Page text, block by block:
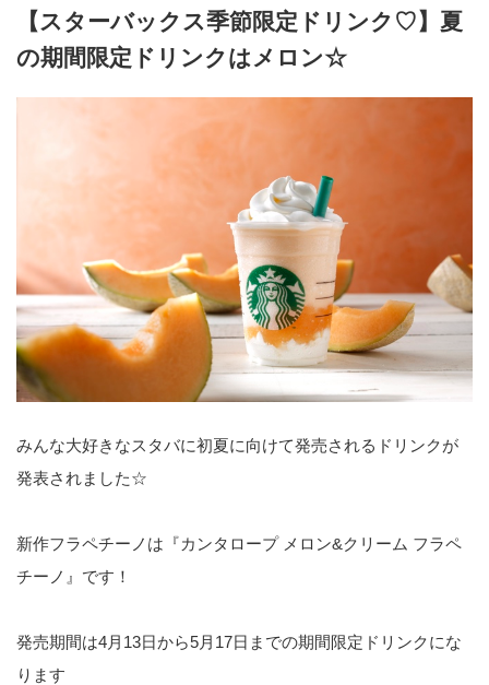
【スターバックス季節限定ドリンク♡】夏
の期間限定ドリンクはメロン☆
みんな大好きなスタバに初夏に向けて発売されるドリンクが
発表されました☆
新作フラペチーノは『カンタロープ メロン&クリーム フラペ
チーノ』です！
発売期間は4月13日から5月17日までの期間限定ドリンクにな
ります